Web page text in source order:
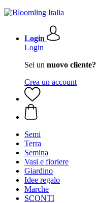
Login
Login
Sei un nuovo cliente?
Crea un account
Semi
Terra
Semina
Vasi e fioriere
Giardino
Idee regalo
Marche
SCONTI